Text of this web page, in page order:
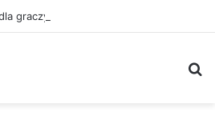
graczy na iPhone